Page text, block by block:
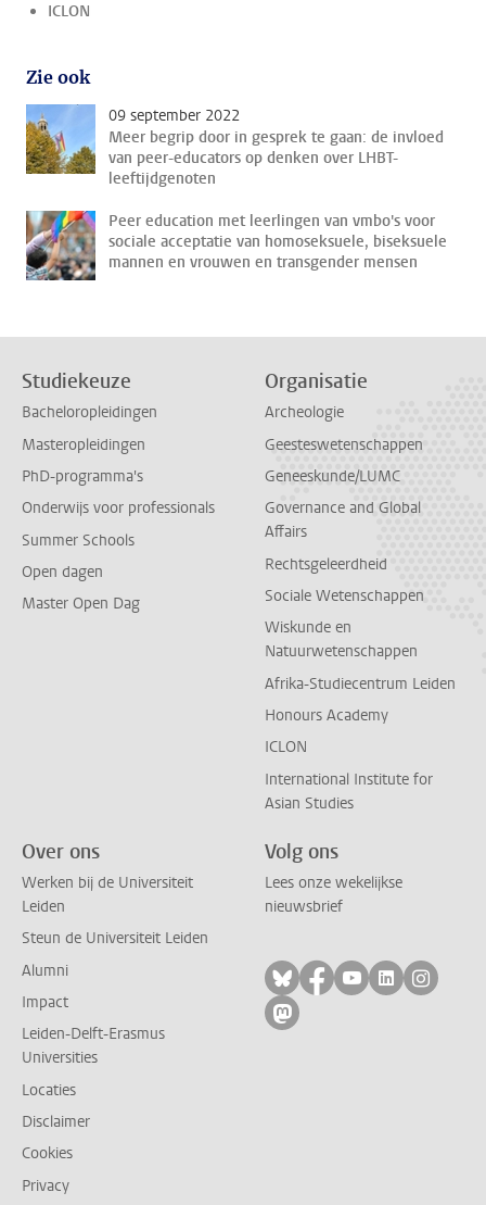
ICLON
Zie ook
09 september 2022
Meer begrip door in gesprek te gaan: de invloed
van peer-educators op denken over LHBT-
leeftijdgenoten
Peer education met leerlingen van vmbo's voor
sociale acceptatie van homoseksuele, biseksuele
mannen en vrouwen en transgender mensen
Studiekeuze
Bacheloropleidingen
Masteropleidingen
PhD-programma's
Onderwijs voor professionals
Summer Schools
Open dagen
Master Open Dag
Organisatie
Archeologie
Geesteswetenschappen
Geneeskunde/LUMC
Governance and Global
Affairs
Rechtsgeleerdheid
Sociale Wetenschappen
Wiskunde en
Natuurwetenschappen
Afrika-Studiecentrum Leiden
Honours Academy
ICLON
International Institute for
Asian Studies
Over ons
Werken bij de Universiteit
Leiden
Steun de Universiteit Leiden
Alumni
Impact
Leiden-Delft-Erasmus
Universities
Locaties
Disclaimer
Cookies
Privacy
Volg ons
Lees onze wekelijkse
nieuwsbrief
Volg ons op bluesky
Volg ons op
Volg ons op
Volg ons
Volg
Volg ons op mastodon